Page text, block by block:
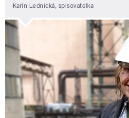
Karin Lednická, spisovatelka